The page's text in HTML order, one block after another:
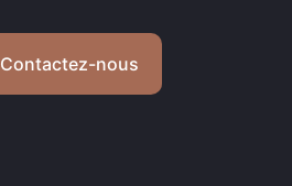
Contactez-nous